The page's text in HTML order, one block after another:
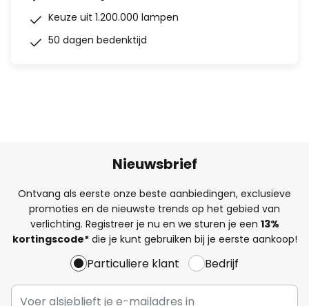
Keuze uit 1.200.000 lampen
50 dagen bedenktijd
Nieuwsbrief
Ontvang als eerste onze beste aanbiedingen, exclusieve
promoties en de nieuwste trends op het gebied van
verlichting. Registreer je nu en we sturen je een 13%
kortingscode*die je kunt gebruiken bij je eerste aankoop!
Particuliere klant Bedrijf